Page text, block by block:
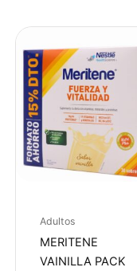
Adultos
MERITENE
VAINILLA PACK